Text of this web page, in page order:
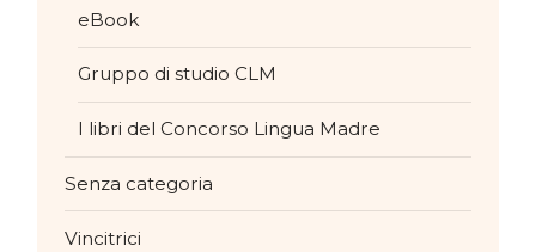
eBook
Gruppo di studio CLM
I libri del Concorso Lingua Madre
Senza categoria
Vincitrici